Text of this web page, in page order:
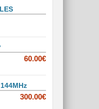
60.00€
300.00€